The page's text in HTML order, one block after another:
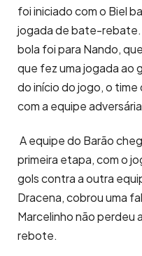
foi iniciado com o Biel
jogada de bate-rebate.
bola foi para Nando,
que fez uma jogada ao
do início do jogo, o
com a equipe
A equipe do Barão
primeira etapa, com o
gols contra a outra
Dracena, cobrou uma
Marcelinho não perdeu
rebote.